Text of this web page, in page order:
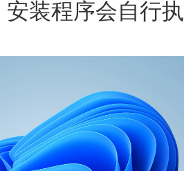
装程序会自行